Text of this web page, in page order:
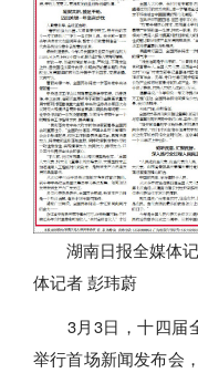
湖南日报全媒体记
体记者 彭玮蔚
3月3日，十四届
举行首场新闻发布会